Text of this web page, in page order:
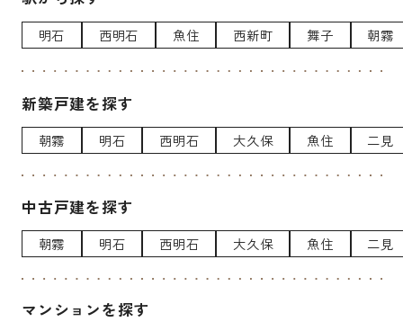
明石 西明石 魚住 西新町 舞子 朝霧
新築戸建を探す
朝霧 明石 西明石 大久保 魚住 二見
中古戸建を探す
朝霧 明石 西明石 大久保 魚住 二見
マンションを探す